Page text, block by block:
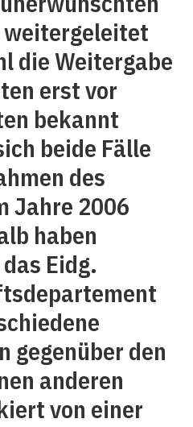
weitergeleitet
die Weitergabe
erst vor
bekannt
beide Fälle
des
Jahre 2006
haben
Eidg.
gegenüber den
anderen
von einer